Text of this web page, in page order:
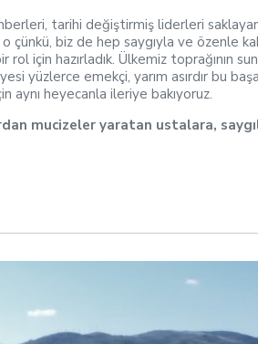
tarihi değiştirmiş liderleri
o çünkü, biz de hep saygıyla ve özenle
için hazırladık. Ülkemiz toprağının
yüzlerce emekçi, yarım asırdır bu
aynı heyecanla ileriye bakıyoruz.
mucizeler yaratan ustalara,